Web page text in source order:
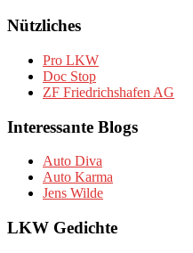
Nützliches
Pro LKW
Doc Stop
ZF Friedrichshafen AG
Interessante Blogs
Auto Diva
Auto Karma
Jens Wilde
LKW Gedichte